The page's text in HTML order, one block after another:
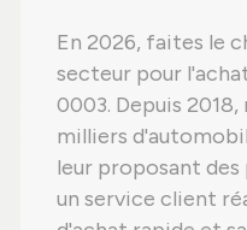
En 2026, faites le
secteur pour
0003. Depuis
milliers
leur proposant
un service client